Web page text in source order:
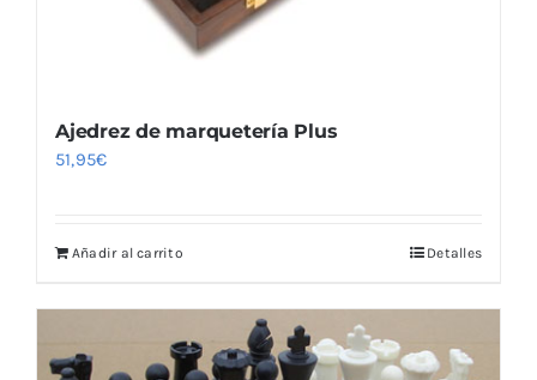
Ajedrez de marquetería Plus
51,95€
Añadir al carrito Detalles